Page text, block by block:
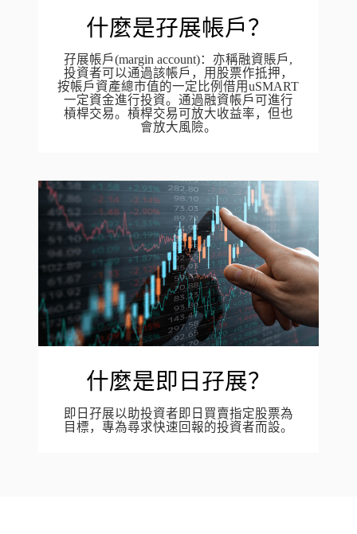
什麼是孖展帳戶？
孖展帳戶(margin account)：亦稱融資賬戶,
投資者可以通過該帳戶，用股票作抵押，
按帳戶資產總市值的一定比例借用uSMART
一定資金進行投資。通過融資帳戶可進行
槓桿交易。槓桿交易可放大收益率，但也
會放大風險。
什麼是即日孖展？
即日孖展以助投資者即日買賣指定股票為
目標，專為尋求快速回報的投資者而設。